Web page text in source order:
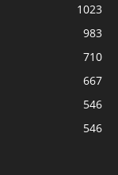
1023
983
710
667
546
546